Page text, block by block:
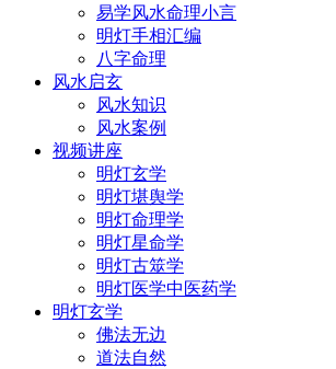
易学风水命理小言
明灯手相汇编
八字命理
风水启玄
风水知识
风水案例
视频讲座
明灯玄学
明灯堪舆学
明灯命理学
明灯星命学
明灯古筮学
明灯医学中医药学
明灯玄学
佛法无边
道法自然